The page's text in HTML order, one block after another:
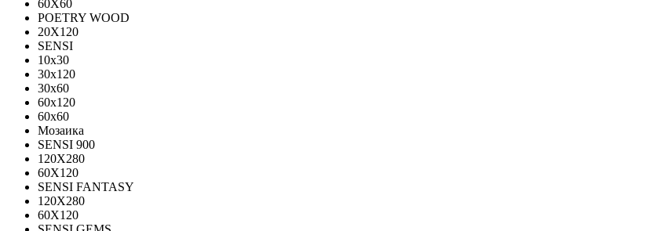
60Х60
POETRY WOOD
20Х120
SENSI
10x30
30x120
30x60
60x120
60x60
Мозаика
SENSI 900
120Х280
60X120
SENSI FANTASY
120Х280
60Х120